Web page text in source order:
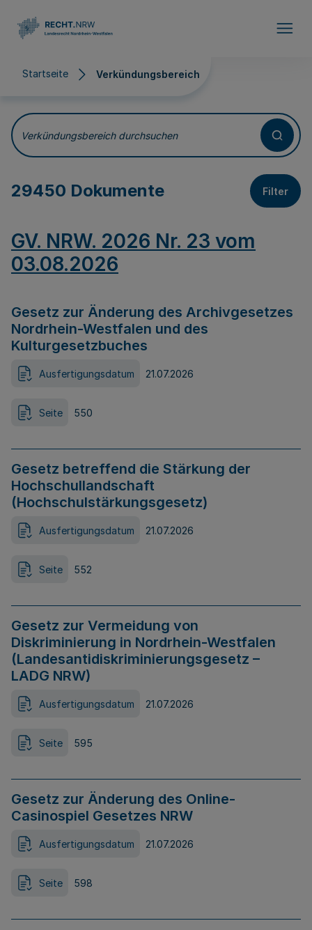
Startseite Verkündungsbereich
Verkündungsbereich
Verkündungsbereich durchsuchen
29450 Dokumente Filter
GV. NRW. 2026 Nr. 23 vom
03.08.2026
Gesetz zur Änderung des Archivgesetzes
Nordrhein-Westfalen und des
Kulturgesetzbuches
Ausfertigungsdatum 21.07.2026
Seite 550
Gesetz betreffend die Stärkung der
Hochschullandschaft
(Hochschulstärkungsgesetz)
Ausfertigungsdatum 21.07.2026
Seite 552
Gesetz zur Vermeidung von
Diskriminierung in Nordrhein-Westfalen
(Landesantidiskriminierungsgesetz –
LADG NRW)
Ausfertigungsdatum 21.07.2026
Seite 595
Gesetz zur Änderung des Online-
Casinospiel Gesetzes NRW
Ausfertigungsdatum 21.07.2026
Seite 598